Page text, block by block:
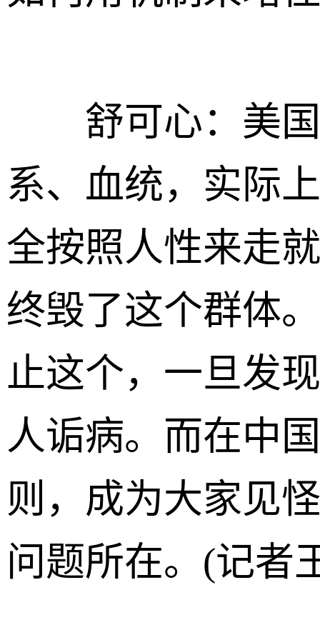
舒可心：美国
系、血统，实际
全按照人性来走
终毁了这个群体
止这个，一旦发
人诟病。而在中
则，成为大家见
问题所在。(记者